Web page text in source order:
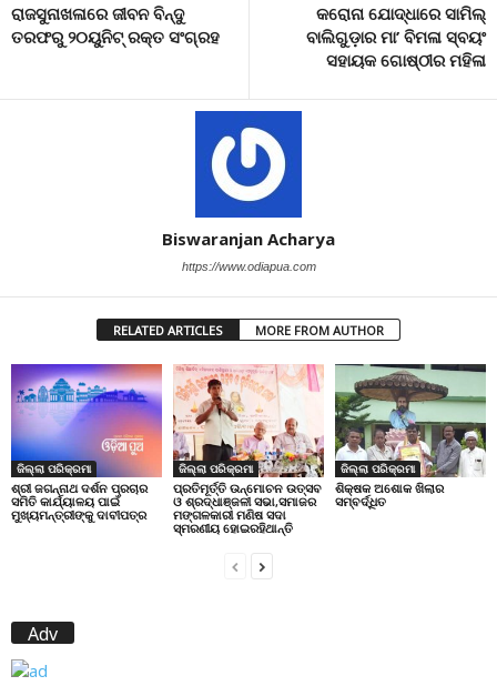
ରାଜସୁନାଖଳାରେ ଜୀବନ ବିନ୍ଦୁ
ତରଫରୁ ୨୦ୟୁନିଟ୍ ରକ୍ତ ସଂଗ୍ରହ
କରୋନା ଯୋଦ୍ଧାରେ ସାମିଲ୍
ବାଲିଗୁଡ଼ାର ମା’ ବିମଳା ସ୍ବୟଂ
ସହାୟକ ଗୋଷ୍ଠୀର ମହିଳା
Biswaranjan Acharya
https://www.odiapua.com
RELATED ARTICLES MORE FROM AUTHOR
ଜିଲ୍ଲା ପରିକ୍ରମା
ଶ୍ରୀ ଜଗନ୍ନାଥ ଦର୍ଶନ ପ୍ରଚାର
ସମିତି କାର୍ଯ୍ୟାଳୟ ପାଇଁ
ମୁଖ୍ୟମନ୍ତ୍ରୀଙ୍କୁ ଦାବୀପତ୍ର
ଜିଲ୍ଲା ପରିକ୍ରମା
ପ୍ରତିମୂର୍ତ୍ତି ଉନ୍ମୋଚନ ଉତ୍ସବ
ଓ ଶ୍ରଦ୍ଧାଞ୍ଜଳୀ ସଭା,ସମାଜର
ମଙ୍ଗଳକାରୀ ମଣିଷ ସଦା
ସ୍ମରଣୀୟ ହୋଇରହିଥାନ୍ତି
ଜିଲ୍ଲା ପରିକ୍ରମା
ଶିକ୍ଷକ ଅଶୋକ ଖିଲାର
ସମ୍ବର୍ଦ୍ଧିତ
Adv